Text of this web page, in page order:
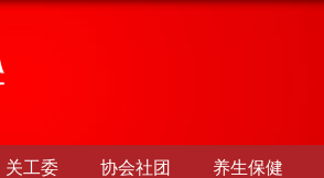
关工委 协会社团 养生保健